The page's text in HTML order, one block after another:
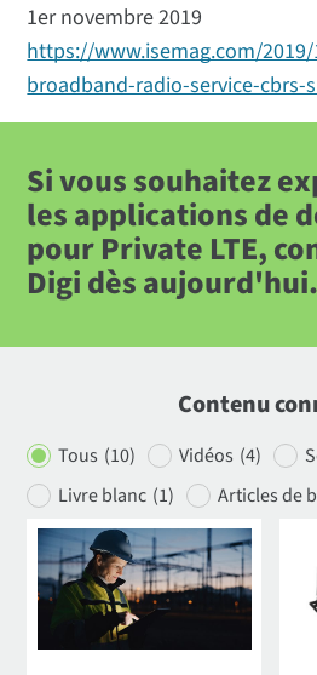
1er novembre 2019
https://www.isemag.com/
broadband-radio-service-cbrs-
Si vous souhaitez
les applications de
pour Private LTE,
Digi dès aujourd'hui.
Contenu
Tous (10) Vidéos (4)
Livre blanc (1) Articles de